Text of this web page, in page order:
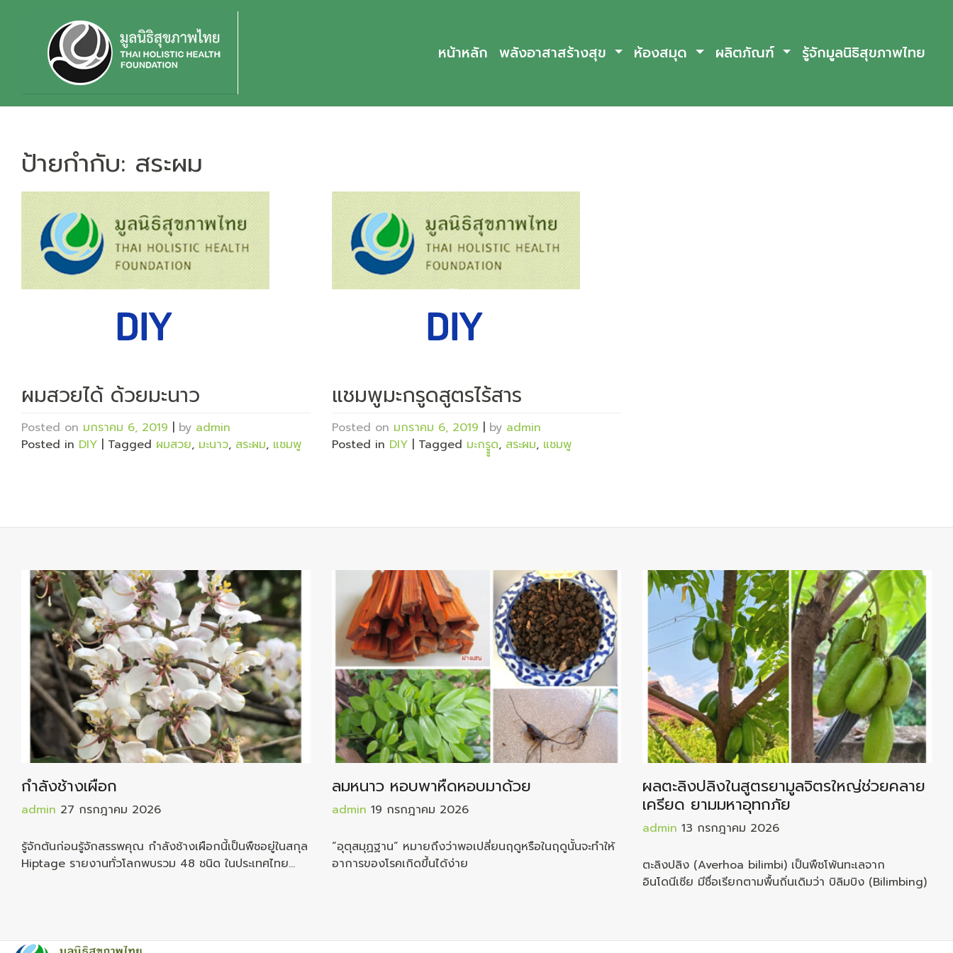
หน้าหลัก พลังอาสาสร้างสุข ห้องสมุด ผลิตภัณฑ์ รู้จักมูลนิธิสุขภาพไทย
ป้ายกำกับ: สระผม
ผมสวยได้ ด้วยมะนาว
Posted on มกราคม 6, 2019 by admin
Posted in DIY Tagged ผมสวย, มะนาว, สระผม, แชมพู
แชมพูมะกรูดสูตรไร้สาร
Posted on มกราคม 6, 2019 by admin
Posted in DIY Tagged มะกรูููด, สระผม, แชมพู
กำลังช้างเผือก
admin 27 กรกฎาคม 2026
รู้จักต้นก่อนรู้จักสรรพคุณ กำลังช้างเผือกนี้เป็นพืชอยู่ในสกุล
Hiptage รายงานทั่วโลกพบรวม 48 ชนิด ในประเทศไทย
ลมหนาว หอบพาหืดหอบมาด้วย
admin 19 กรกฎาคม 2026
“อุตุสมุฏฐาน” หมายถึงว่าพอเปลี่ยนฤดูหรือในฤดูนั้นจะทำให้
อาการของโรคเกิดขึ้นได้ง่าย
ผลตะลิงปลิงในสูตรยามูลจิตรใหญ่ช่วยคลาย
เครียด ยามมหาอุทกภัย
admin 13 กรกฎาคม 2026
ตะลิงปลิง (Averhoa bilimbi) เป็นพืชโพ้นทะเลจาก
อินโดนีเซีย มีชื่อเรียกตามพื้นถิ่นเดิมว่า บิลิมบิง (Bilimbing)